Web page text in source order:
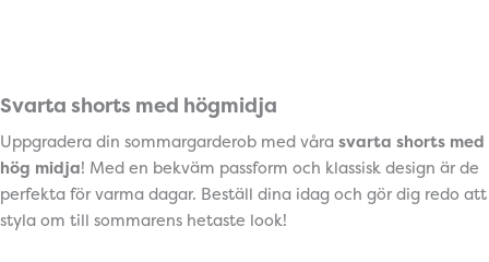
Svarta shorts med högmidja
Uppgradera din sommargarderob med våra svarta shorts med
hög midja! Med en bekväm passform och klassisk design är de
perfekta för varma dagar. Beställ dina idag och gör dig redo att
styla om till sommarens hetaste look!